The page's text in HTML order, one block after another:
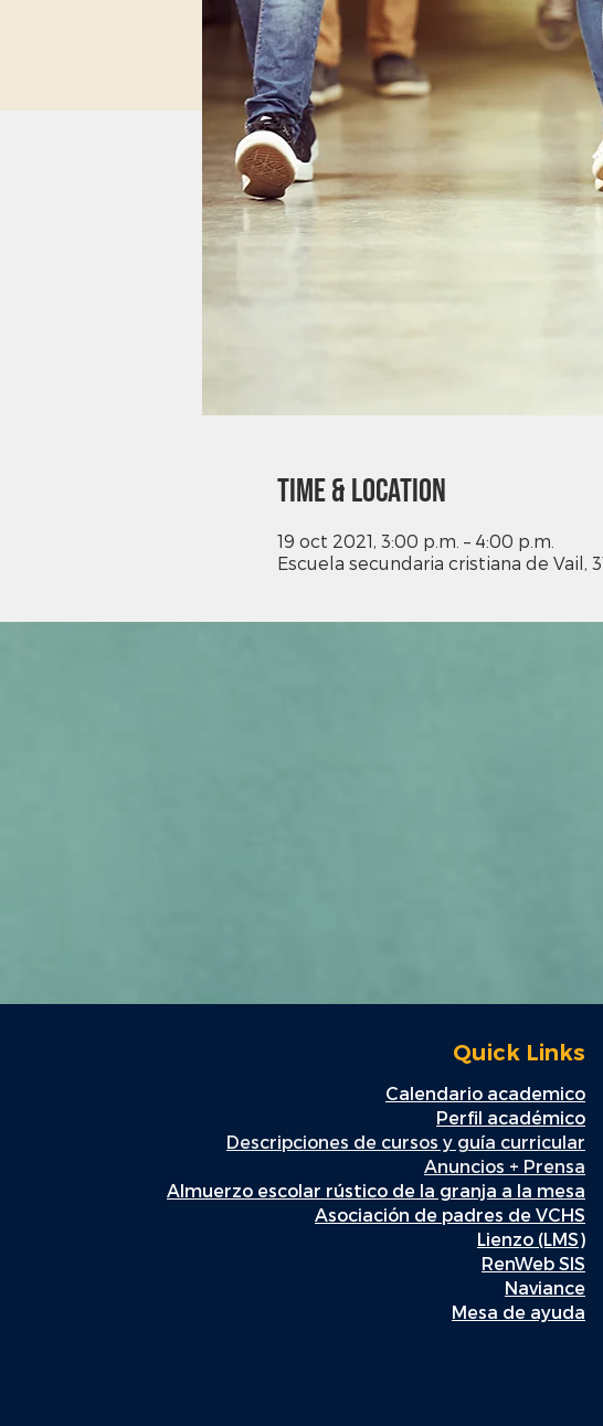
Time & Location
19 oct 2021, 3:00 p.m. – 4:00 p.m.
Escuela secundaria cristiana de Vail,
Quick Links
Calendario academico
Perfil académico
Descripciones de cursos y guía curricular
Anuncios + Prensa
Almuerzo escolar rústico de la granja a la mesa
Asociación de padres de VCHS
Lienzo (LMS)
RenWeb SIS
Naviance
Mesa de ayuda